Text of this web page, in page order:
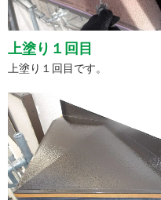
上塗り１回目
上塗り１回目です。